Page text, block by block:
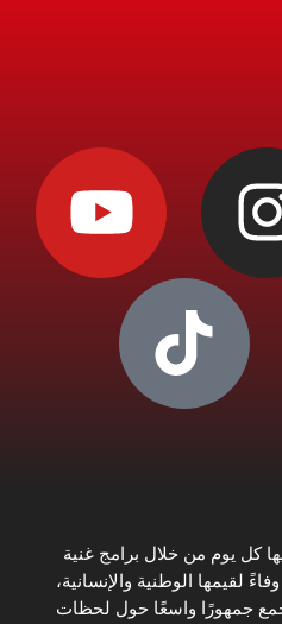
كل يوم من خلال برامج غنية
لقيمها الوطنية والإنسانية،
جمهورًا واسعًا حول لحظات